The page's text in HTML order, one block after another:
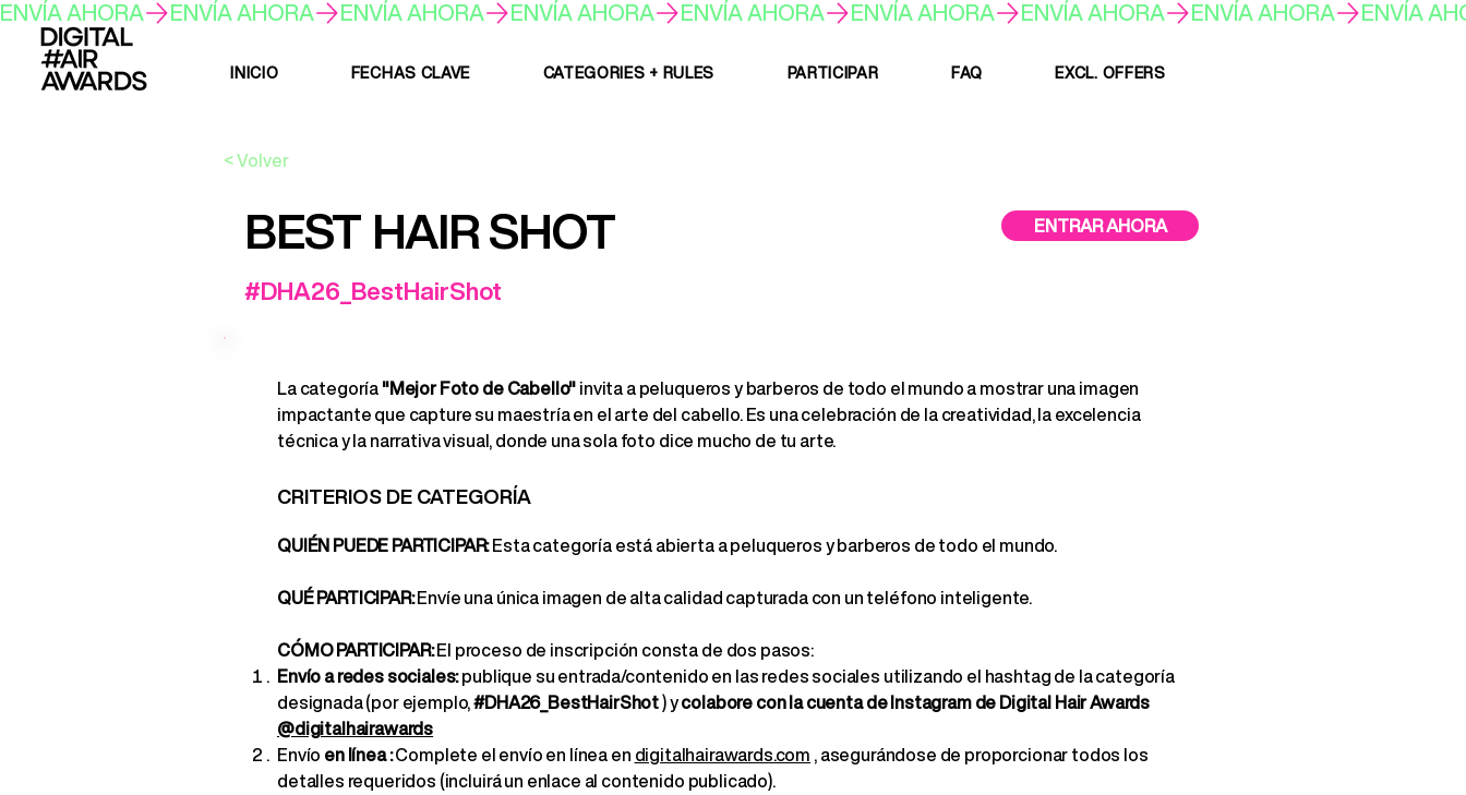
ENVÍA AHORA
INICIO FECHAS CLAVE CATEGORIES + RULES PARTICIPAR FAQ EXCL. OFFERS
< Volver
BEST HAIR SHOT ENTRAR AHORA
#DHA26_BestHairShot
La categoría"Mejor Foto de Cabello"invita a peluqueros y barberos de todo el mundo a mostrar una imagen
impactante que capture su maestría en el arte del cabello. Es una celebración de la creatividad, la excelencia
técnica y la narrativa visual, donde una sola foto dice mucho de tu arte.
CRITERIOS DE CATEGORÍA
QUIÉN PUEDE PARTICIPAR:Esta categoría está abierta a peluqueros y barberos de todo el mundo.
QUÉ PARTICIPAR:Envíe una única imagen de alta calidad capturada con un teléfono inteligente.
CÓMO PARTICIPAR:El proceso de inscripción consta de dos pasos:
Envío a redes sociales:publique su entrada/contenido en las redes sociales utilizando el hashtag de la categoría
designada (por ejemplo,#DHA26_BestHairShot) ycolabore con la cuenta de Instagram de Digital Hair Awards
@digitalhairawards
Envío en línea:Complete el envío en línea en digitalhairawards.com , asegurándose de proporcionar todos los
detalles requeridos (incluirá un enlace al contenido publicado).